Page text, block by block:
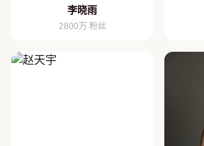
李晓雨
2800万 粉丝